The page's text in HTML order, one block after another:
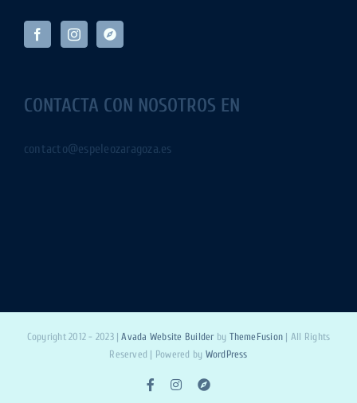
CONTACTA CON NOSOTROS EN
contacto@espeleozaragoza.es
Copyright 2012 - 2023 |Avada Website Builder by ThemeFusion | All Rights
Reserved | Powered by WordPress
Facebook
Instagram
Wikiloc